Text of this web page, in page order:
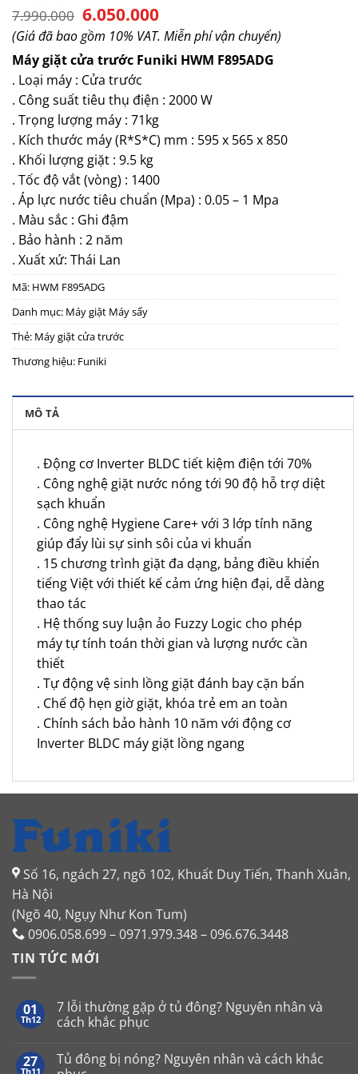
7.990.000 Giá
gốc
là:
7.990.000.
6.050.000Giá
hiện
tại
là:
(Giá đã bao gồm 10% VAT. Miễn phí vận chuyển)
Máy giặt cửa trước Funiki HWM F895ADG
. Loại máy : Cửa trước
. Công suất tiêu thụ điện : 2000 W
. Trọng lượng máy : 71kg
. Kích thước máy (R*S*C) mm : 595 x 565 x 850
. Khối lượng giặt : 9.5 kg
. Tốc độ vắt (vòng) : 1400
. Áp lực nước tiêu chuẩn (Mpa) : 0.05 – 1 Mpa
. Màu sắc : Ghi đậm
. Bảo hành : 2 năm
. Xuất xứ: Thái Lan
Mã: HWM F895ADG
Danh mục: Máy giặt Máy sấy
Thẻ: Máy giặt cửa trước
Thương hiệu: Funiki
MÔ TẢ
. Động cơ Inverter BLDC tiết kiệm điện tới 70%
. Công nghệ giặt nước nóng tới 90 độ hỗ trợ diệt
sạch khuẩn
. Công nghệ Hygiene Care+ với 3 lớp tính năng
giúp đẩy lùi sự sinh sôi của vi khuẩn
. 15 chương trình giặt đa dạng, bảng điều khiển
tiếng Việt với thiết kế cảm ứng hiện đại, dễ dàng
thao tác
. Hệ thống suy luận ảo Fuzzy Logic cho phép
máy tự tính toán thời gian và lượng nước cần
thiết
. Tự động vệ sinh lồng giặt đánh bay cặn bẩn
. Chế độ hẹn giờ giặt, khóa trẻ em an toàn
. Chính sách bảo hành 10 năm với động cơ
Inverter BLDC máy giặt lồng ngang
Số 16, ngách 27, ngõ 102, Khuất Duy Tiến, Thanh Xuân,
Hà Nội
(Ngõ 40, Ngụy Như Kon Tum)
0906.058.699 – 0971.979.348 – 096.676.3448
TIN TỨC MỚI
01
Th12
7 lỗi thường gặp ở tủ đông? Nguyên nhân và
cách khắc phục
bình
luận
27
Th11
Tủ đông bị nóng? Nguyên nhân và cách khắc